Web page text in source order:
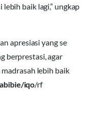
baik lagi,” ungkap
apresiasi yang se
berprestasi, agar
lebih baik
/iqo/rf